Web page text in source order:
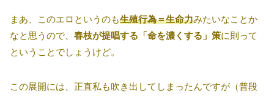
まあ、このエロというのも生殖行為＝生命力みたいなことか
なと思うので、 春枝が提唱する「命を濃くする」策に則って
ということでしょうけど。
この展開には、正直私も吹き出してしまったんですが（普段